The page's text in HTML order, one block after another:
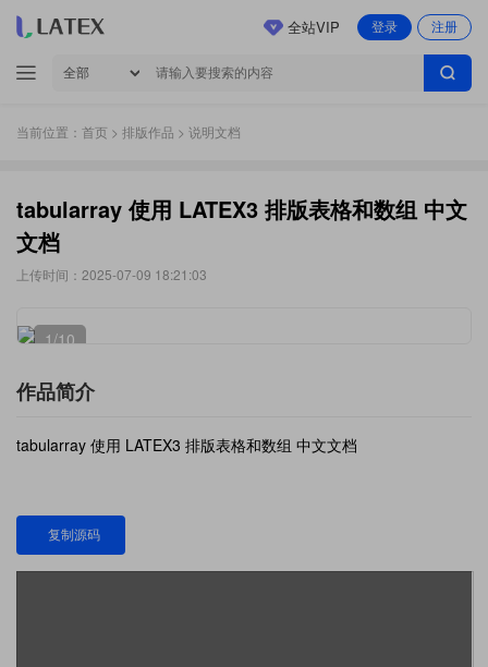
登录 注册
全站VIP
当前位置： 首页 > 排版作品 > 说明文档
tabularray 使用 LATEX3 排版表格和数组 中文
文档
上传时间：2025-07-09 18:21:03
1/10
作品简介
tabularray 使用 LATEX3 排版表格和数组 中文文档
复制源码